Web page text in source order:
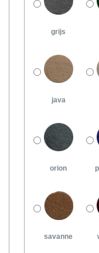
grijs
java
orion
savanne